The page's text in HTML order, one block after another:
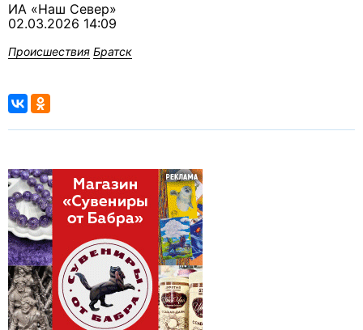
ИА «Наш Север»
02.03.2026 14:09
Происшествия Братск